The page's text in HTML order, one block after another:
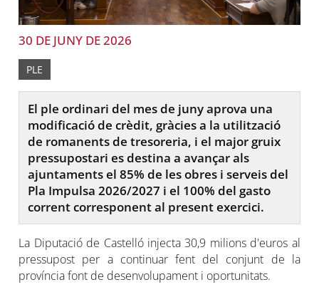
30 DE JUNY DE 2026
PLE
El ple ordinari del mes de juny aprova una
modificació de crèdit, gràcies a la utilització
de romanents de tresoreria, i el major gruix
pressupostari es destina a avançar als
ajuntaments el 85% de les obres i serveis del
Pla Impulsa 2026/2027 i el 100% del gasto
corrent corresponent al present exercici.
La Diputació de Castelló injecta 30,9 milions d'euros al
pressupost per a continuar fent del conjunt de la
província font de desenvolupament i oportunitats.